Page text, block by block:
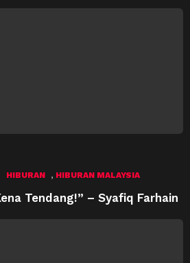
HIBURAN , HIBURAN MALAYSIA
Tendang!” – Syafiq Farhain